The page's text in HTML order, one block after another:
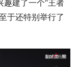
建了一个“王者
于还特别举行了